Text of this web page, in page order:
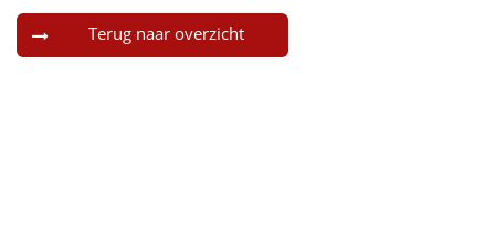
Terug naar overzicht